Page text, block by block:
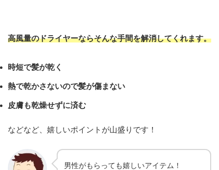
高風量のドライヤーならそんな手間を解消してくれます。
時短で髪が乾く
熱で乾かさないので髪が傷まない
皮膚も乾燥せずに済む
などなど、嬉しいポイントが山盛りです！
男性がもらっても嬉しいアイテム！